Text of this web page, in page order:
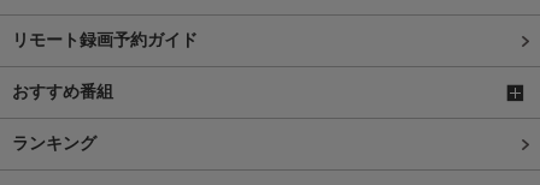
リモート録画予約ガイド
おすすめ番組
ランキング